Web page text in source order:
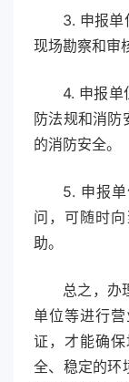
3. 申报单
现场勘察和审
4. 申报单
防法规和消防
的消防安全。
5. 申报
问，可随时
助。
总之，办
单位等进行
证，才能确
全、稳定的环